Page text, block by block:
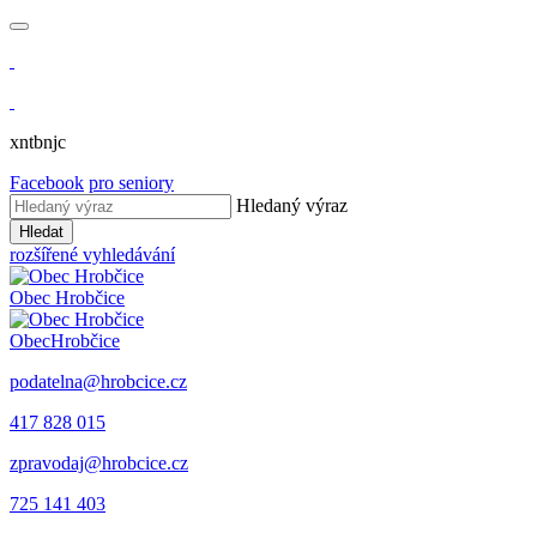
xntbnjc
Facebook pro seniory
Hledaný výraz
Hledat
rozšířené vyhledávání
Obec Hrobčice
ObecHrobčice
podatelna@hrobcice.cz
417 828 015
zpravodaj@hrobcice.cz
725 141 403